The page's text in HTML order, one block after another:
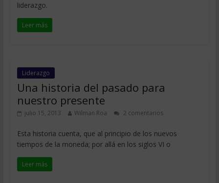
liderazgo.
Leer más
Liderazgo
Una historia del pasado para
nuestro presente
julio 15, 2013 Wilman Roa 2 comentarios
Esta historia cuenta, que al principio de los nuevos
tiempos de la moneda; por allá en los siglos VI o
Leer más